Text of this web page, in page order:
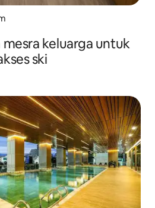
mesra keluarga untuk
ski